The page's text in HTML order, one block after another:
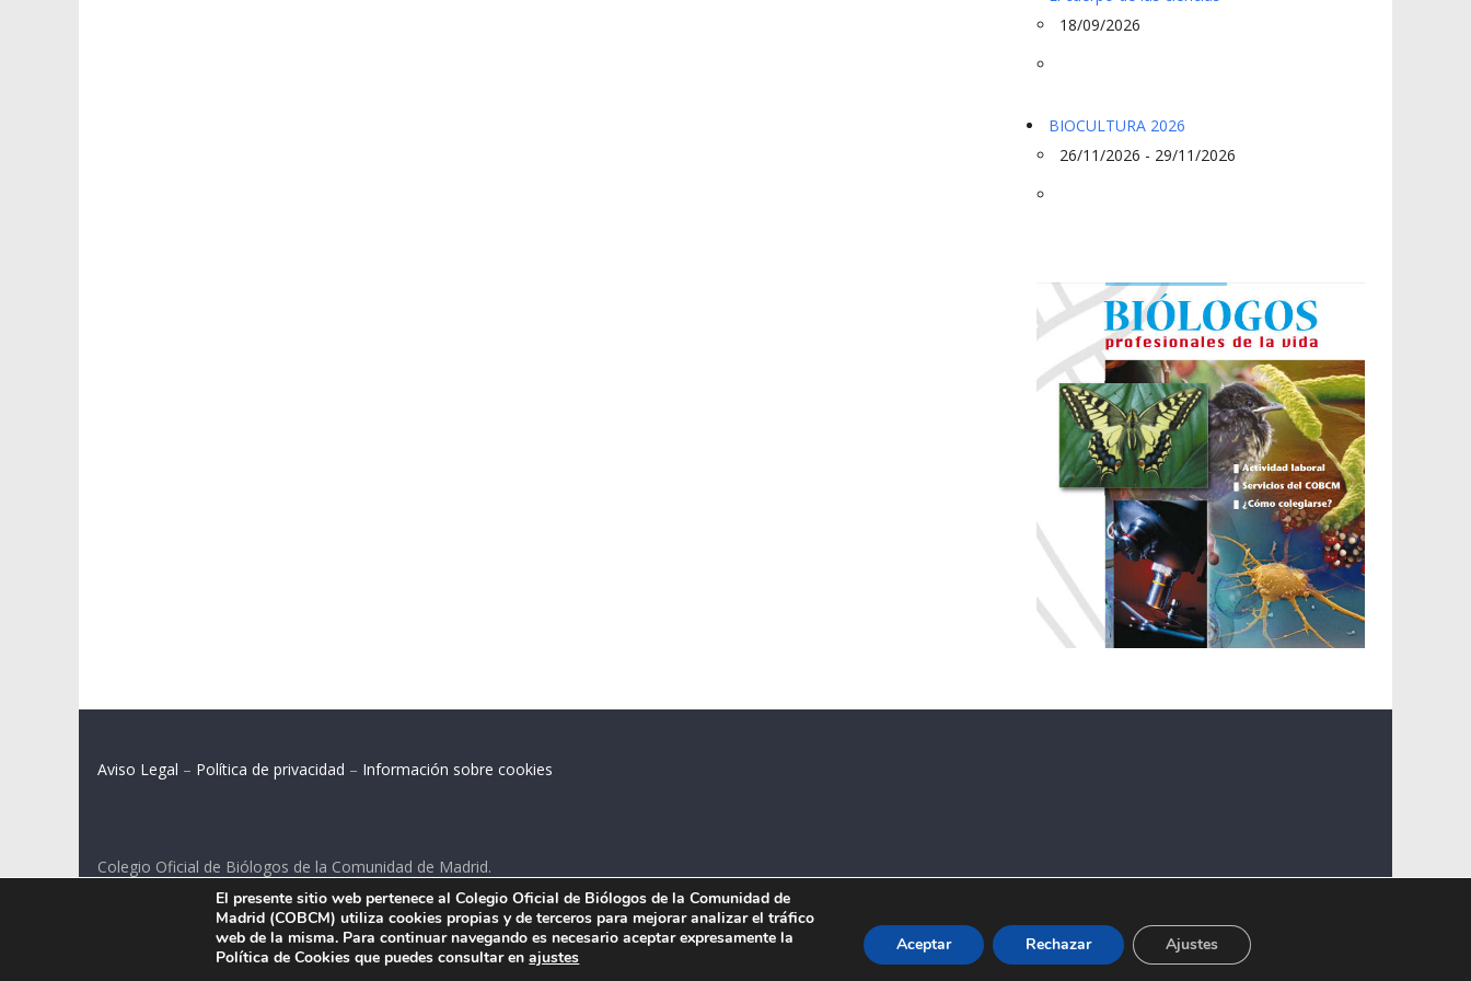
18/09/2026
BIOCULTURA 2026
26/11/2026 - 29/11/2026
Aviso Legal – Política de privacidad – Información sobre cookies
Colegio Oficial de Biólogos de la Comunidad de Madrid.
C/ Santa Engracia 108, 2º int.izq. 28003 Madrid.
El presente sitio web pertenece al Colegio Oficial de Biólogos de la Comunidad de
Madrid (COBCM) utiliza cookies propias y de terceros para mejorar analizar el tráfico
web de la misma. Para continuar navegando es necesario aceptar expresamente la
Política de Cookies que puedes consultar enajustes
Aceptar Rechazar Ajustes